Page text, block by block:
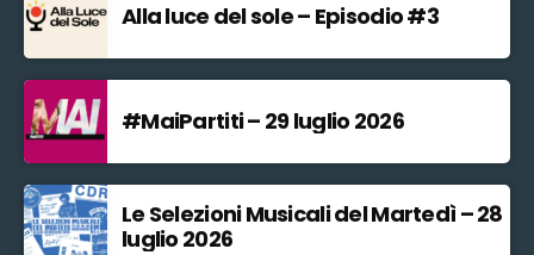
Alla luce del sole – Episodio #3
#MaiPartiti – 29 luglio 2026
Le Selezioni Musicali del Martedì – 28
luglio 2026